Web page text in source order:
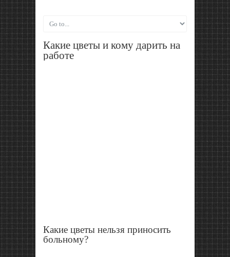
Какие цветы и кому дарить на
работе
Какие цветы нельзя приносить
больному?